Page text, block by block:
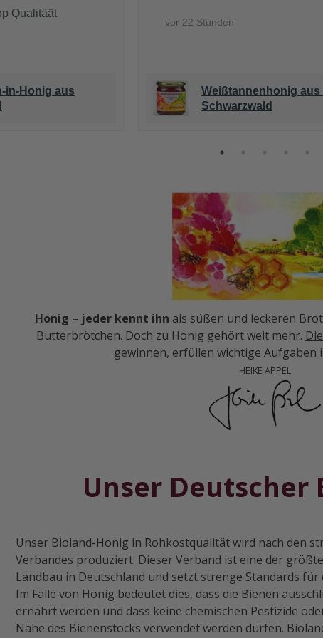
Qualitäät
in-Honig aus
vor 22 Stunden
Weißtannenhonig aus
Schwarzwald
Honig – jeder kennt ihn als süßen und leckeren
Butterbrötchen. Doch zu Honig gehört weit mehr.
gewinnen, erfüllen wichtige Aufgaben
HEIKE APPEL
Unser Deutscher
Unser Bioland-Honig in Rohkostqualitätwird nach den
Verbandes produziert. Dieser Verband ist eine der
Landbau in Deutschland und setzt strenge Standards
Im Falle von Honig bedeutet dies, dass die Bienen
ernährt werden und dass keine chemischen Pestizide
Nähe des Bienenstocks verwendet werden dürfen.